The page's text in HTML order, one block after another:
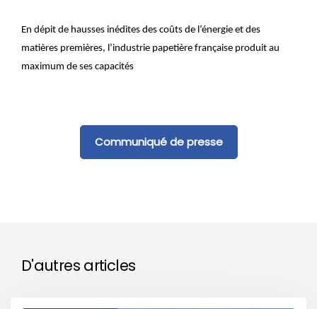
En dépit de hausses inédites des coûts de l’énergie et des
matières premières, l’industrie papetière française produit au
maximum de ses capacités
Communiqué de presse
D'autres articles